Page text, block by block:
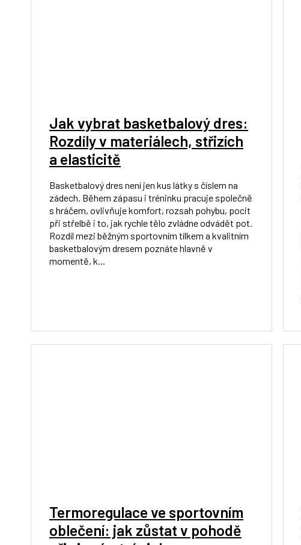
Jak vybrat basketbalový dres:
Rozdíly v materiálech, střizích
a elasticitě
Basketbalový dres není jen kus látky s číslem na
zádech. Během zápasu i tréninku pracuje společně
s hráčem, ovlivňuje komfort, rozsah pohybu, pocit
při střelbě i to, jak rychle tělo zvládne odvádět pot.
Rozdíl mezi běžným sportovním tílkem a kvalitním
basketbalovým dresem poznáte hlavně v
momentě, k...
Termoregulace ve sportovním
oblečení: jak zůstat v pohodě